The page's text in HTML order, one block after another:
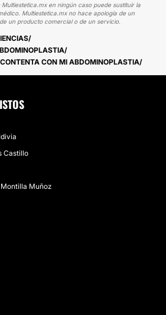
en ningún caso puede sustituir la
Multiestetica.mx no hace apología de un
un producto comercial o de un servicio.
CON MI ABDOMINOPLASTIA
Castillo
Muñoz